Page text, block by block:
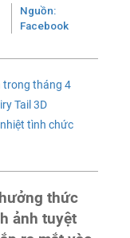
Nguồn:
Facebook
trong tháng 4
Tail 3D
tình chức
thức
ảnh tuyệt